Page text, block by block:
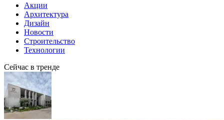
Акции
Архитектура
Дизайн
Новости
Строительство
Технологии
Сейчас в тренде